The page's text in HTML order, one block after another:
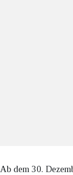
Ab dem 30.